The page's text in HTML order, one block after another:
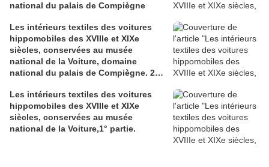
national du palais de Compiègne
Les intérieurs textiles des voitures
hippomobiles des XVIIIe et XIXe
siècles, conservées au musée
national de la Voiture, domaine
national du palais de Compiègne. 2°
Les intérieurs textiles des voitures
hippomobiles des XVIIIe et XIXe
siècles, conservées au musée
national de la Voiture,1° partie.